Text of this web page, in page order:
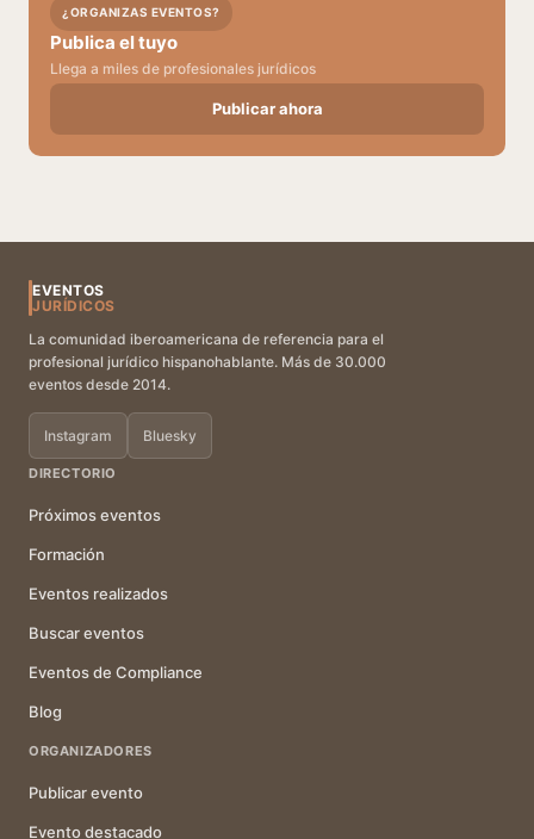
¿ORGANIZAS EVENTOS?
Publica el tuyo
Llega a miles de profesionales jurídicos
Publicar ahora
EVENTOS
JURÍDICOS
La comunidad iberoamericana de referencia para el
profesional jurídico hispanohablante. Más de 30.000
eventos desde 2014.
Instagram Bluesky
DIRECTORIO
Próximos eventos
Formación
Eventos realizados
Buscar eventos
Eventos de Compliance
Blog
ORGANIZADORES
Publicar evento
Evento destacado